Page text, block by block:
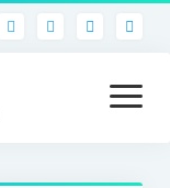
Menü
öffnen